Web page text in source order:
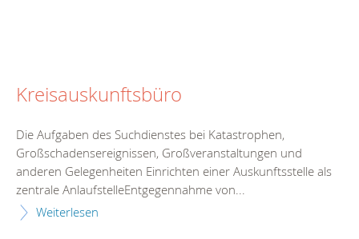
Kreisauskunftsbüro
Die Aufgaben des Suchdienstes bei Katastrophen,
Großschadensereignissen, Großveranstaltungen und
anderen Gelegenheiten Einrichten einer Auskunftsstelle als
zentrale AnlaufstelleEntgegennahme von...
Weiterlesen